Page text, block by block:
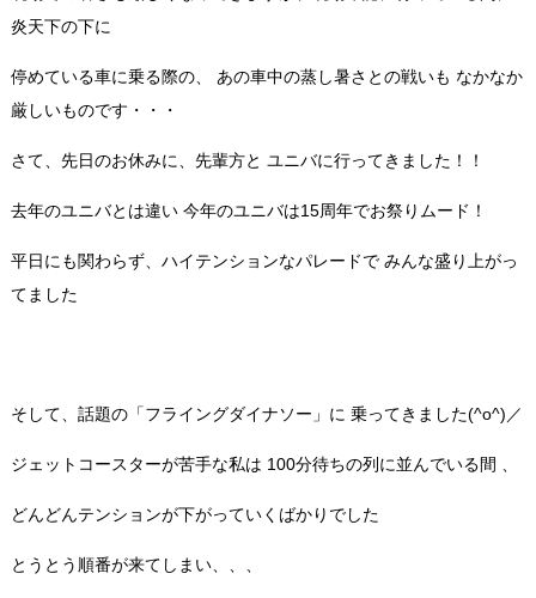
炎天下の下に
停めている車に乗る際の、 あの車中の蒸し暑さとの戦いも なかなか
厳しいものです・・・
さて、先日のお休みに、先輩方と ユニバに行ってきました！！
去年のユニバとは違い 今年のユニバは15周年でお祭りムード！
平日にも関わらず、ハイテンションなパレードで みんな盛り上がっ
てました
そして、話題の「フライングダイナソー」に 乗ってきました(^o^)／
ジェットコースターが苦手な私は 100分待ちの列に並んでいる間 、
どんどんテンションが下がっていくばかりでした
とうとう順番が来てしまい、、、